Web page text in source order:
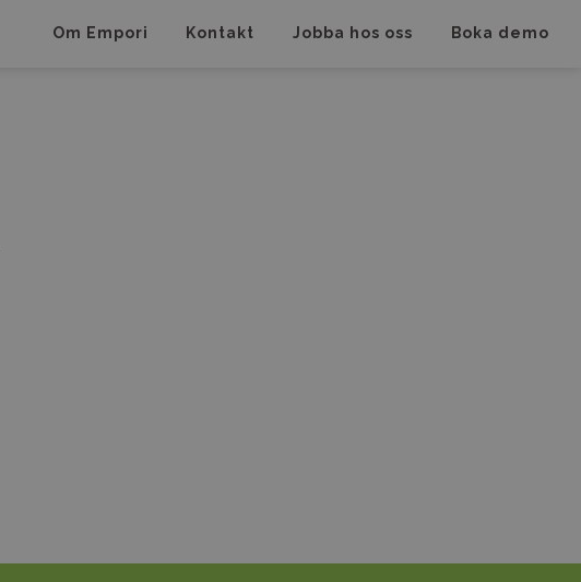
Om Empori Kontakt Jobba hos oss Boka demo